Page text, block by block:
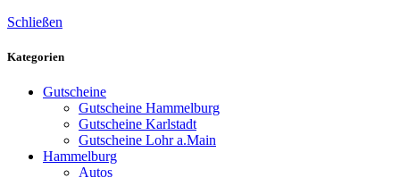
Schließen
Kategorien
Gutscheine
Gutscheine Hammelburg
Gutscheine Karlstadt
Gutscheine Lohr a.Main
Hammelburg
Autos